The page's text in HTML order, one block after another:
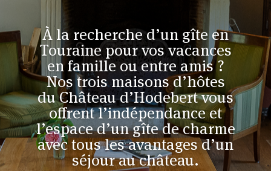
À la recherche d’un gîte en
Touraine pour vos vacances
en famille ou entre amis ?
Nos trois maisons d’hôtes
du Château d’Hodebert vous
offrent l’indépendance et
l’espace d’un gîte de charme
avec tous les avantages d’un
séjour au château.